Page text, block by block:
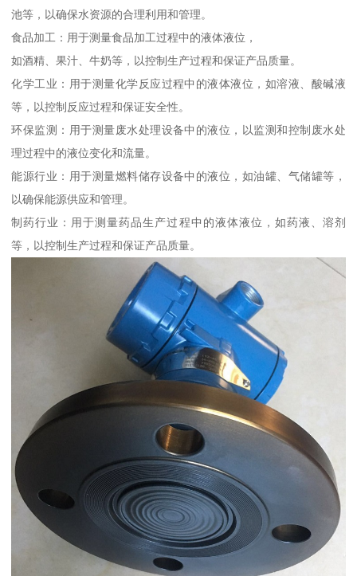
池等，以确保水资源的合理利用和管理。
食品加工：用于测量食品加工过程中的液体液位，
如酒精、果汁、牛奶等，以控制生产过程和保证产品质量。
化学工业：用于测量化学反应过程中的液体液位，如溶液、酸碱液
等，以控制反应过程和保证安全性。
环保监测：用于测量废水处理设备中的液位，以监测和控制废水处
理过程中的液位变化和流量。
能源行业：用于测量燃料储存设备中的液位，如油罐、气储罐等，
以确保能源供应和管理。
制药行业：用于测量药品生产过程中的液体液位，如药液、溶剂
等，以控制生产过程和保证产品质量。